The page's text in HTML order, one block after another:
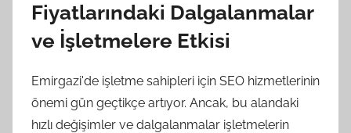
Fiyatlarındaki Dalgalanmalar
ve İşletmelere Etkisi
Emirgazi'de işletme sahipleri için SEO hizmetlerinin
önemi gün geçtikçe artıyor. Ancak, bu alandaki
hızlı değişimler ve dalgalanmalar işletmelerin